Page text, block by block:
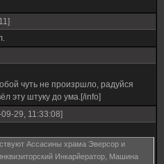
чуть не произршло, радуйся
эту штуку до ума.[/info]
29, 11:33:08]
Ассасины храма Эверсор и
Инкарйератор, Машина